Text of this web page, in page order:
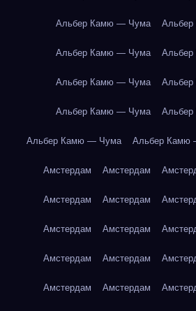
Альбер Камю — Чума
Альбер Камю — Чума
Альбер Камю — Чума
Альбер Камю — Чума
Альбер Камю — Чума Альбер Камю
Амстердам Амстердам
Амстердам Амстердам
Амстердам Амстердам
Амстердам Амстердам
Амстердам Амстердам